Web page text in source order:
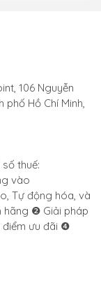
106 Nguyễn
phố Hồ Chí Minh,
số thuế:
vào
Tự động hóa, và
hãng ❷ Giải pháp
điểm ưu đãi ❹